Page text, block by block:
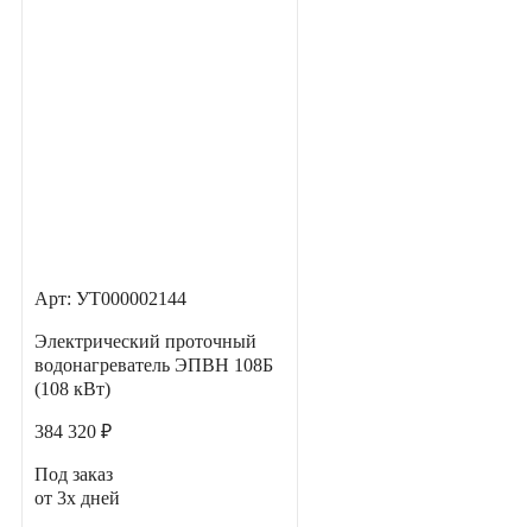
Арт: УТ000002144
Электрический проточный
водонагреватель ЭПВН 108Б
(108 кВт)
384 320 ₽
Под заказ
от 3х дней